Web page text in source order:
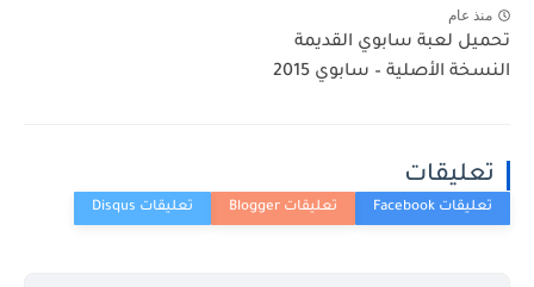
منذ عام
تحميل لعبة سابوي القديمة
النسخة الأصلية – سابوي 2015
تعليقات